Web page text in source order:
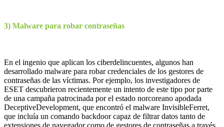
3) Malware para robar contraseñas
En el ingenio que aplican los ciberdelincuentes, algunos han
desarrollado malware para robar credenciales de los gestores de
contraseñas de las víctimas. Por ejemplo, los investigadores de
ESET descubrieron recientemente un intento de este tipo por parte
de una campaña patrocinada por el estado norcoreano apodada
DeceptiveDevelopment, que encontró el malware InvisibleFerret,
que incluía un comando backdoor capaz de filtrar datos tanto de